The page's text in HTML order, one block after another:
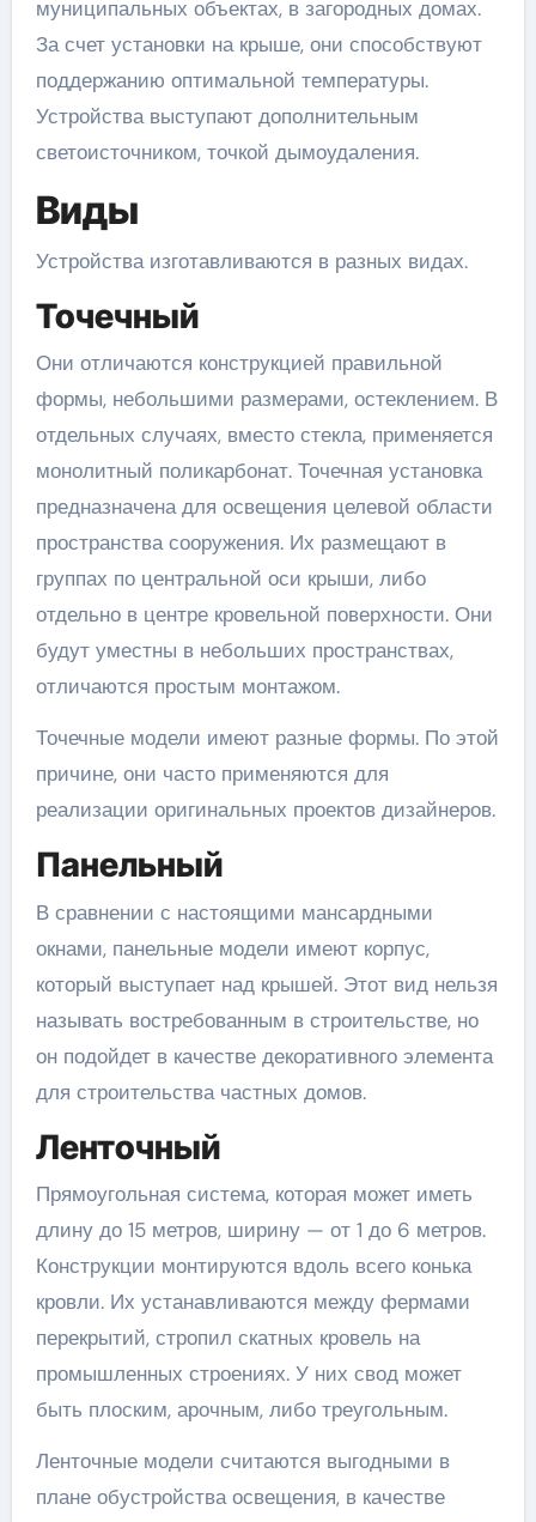
муниципальных объектах, в загородных домах.
За счет установки на крыше, они способствуют
поддержанию оптимальной температуры.
Устройства выступают дополнительным
светоисточником, точкой дымоудаления.
Виды
Устройства изготавливаются в разных видах.
Точечный
Они отличаются конструкцией правильной
формы, небольшими размерами, остеклением. В
отдельных случаях, вместо стекла, применяется
монолитный поликарбонат. Точечная установка
предназначена для освещения целевой области
пространства сооружения. Их размещают в
группах по центральной оси крыши, либо
отдельно в центре кровельной поверхности. Они
будут уместны в небольших пространствах,
отличаются простым монтажом.
Точечные модели имеют разные формы. По этой
причине, они часто применяются для
реализации оригинальных проектов дизайнеров.
Панельный
В сравнении с настоящими мансардными
окнами, панельные модели имеют корпус,
который выступает над крышей. Этот вид нельзя
называть востребованным в строительстве, но
он подойдет в качестве декоративного элемента
для строительства частных домов.
Ленточный
Прямоугольная система, которая может иметь
длину до 15 метров, ширину — от 1 до 6 метров.
Конструкции монтируются вдоль всего конька
кровли. Их устанавливаются между фермами
перекрытий, стропил скатных кровель на
промышленных строениях. У них свод может
быть плоским, арочным, либо треугольным.
Ленточные модели считаются выгодными в
плане обустройства освещения, в качестве